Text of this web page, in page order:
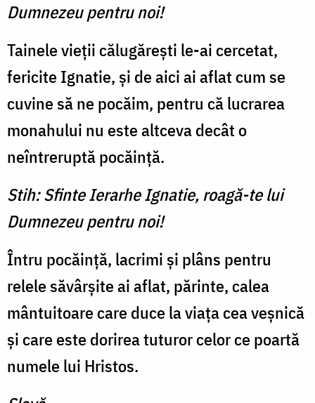
Dumnezeu pentru noi!
Tainele vieții călugărești le-ai cercetat,
fericite Ignatie, și de aici ai aflat cum se
cuvine să ne pocăim, pentru că lucrarea
monahului nu este altceva decât o
neîntreruptă pocăință.
Stih: Sfinte Ierarhe Ignatie, roagă-te lui
Dumnezeu pentru noi!
Întru pocăință, lacrimi și plâns pentru
relele săvârșite ai aflat, părinte, calea
mântuitoare care duce la viața cea veșnică
și care este dorirea tuturor celor ce poartă
numele lui Hristos.